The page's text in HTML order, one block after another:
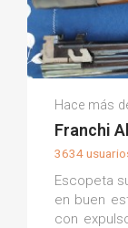
Hace más
Franchi
3634
Escopeta
en buen
con